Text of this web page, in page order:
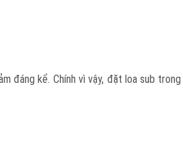
đáng kể. Chính vì vậy, đặt loa sub